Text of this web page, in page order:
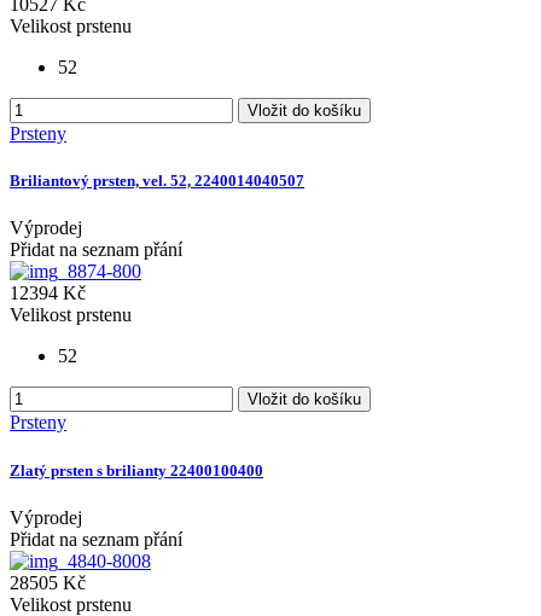
10527 Kč
Velikost prstenu
52
Vložit do košíku
Prsteny
Briliantový prsten, vel. 52, 2240014040507
Výprodej
Přidat na seznam přání
12394 Kč
Velikost prstenu
52
Vložit do košíku
Prsteny
Zlatý prsten s brilianty 22400100400
Výprodej
Přidat na seznam přání
28505 Kč
Velikost prstenu